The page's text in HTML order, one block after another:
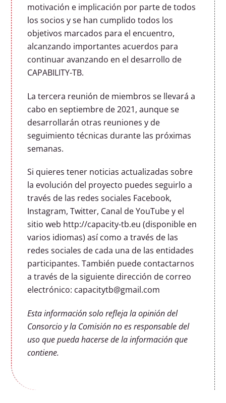
motivación e implicación por parte de todos
los socios y se han cumplido todos los
objetivos marcados para el encuentro,
alcanzando importantes acuerdos para
continuar avanzando en el desarrollo de
CAPABILITY-TB.
La tercera reunión de miembros se llevará a
cabo en septiembre de 2021, aunque se
desarrollarán otras reuniones y de
seguimiento técnicas durante las próximas
semanas.
Si quieres tener noticias actualizadas sobre
la evolución del proyecto puedes seguirlo a
través de las redes sociales Facebook,
Instagram, Twitter, Canal de YouTube y el
sitio web http://capacity-tb.eu (disponible en
varios idiomas) así como a través de las
redes sociales de cada una de las entidades
participantes. También puede contactarnos
a través de la siguiente dirección de correo
electrónico: capacitytb@gmail.com
Esta información solo refleja la opinión del
Consorcio y la Comisión no es responsable del
uso que pueda hacerse de la información que
contiene.